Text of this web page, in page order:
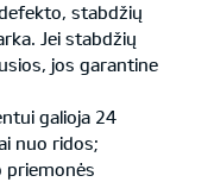
stabdžių
Jei stabdžių
jos garantine
galioja 24
nuo ridos;
priemonės